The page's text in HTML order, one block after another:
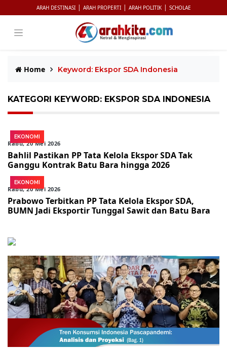
ARAH DESTINASI | ARAH PROPERTI | ARAH POLITIK | SCHOLAE
Home Keyword: Ekspor SDA Indonesia
KATEGORI KEYWORD: EKSPOR SDA INDONESIA
EKONOMI
Rabu, 20 Mei 2026
Bahlil Pastikan PP Tata Kelola Ekspor SDA Tak
Ganggu Kontrak Batu Bara hingga 2026
EKONOMI
Rabu, 20 Mei 2026
Prabowo Terbitkan PP Tata Kelola Ekspor SDA,
BUMN Jadi Eksportir Tunggal Sawit dan Batu Bara
Gelar Kopdar, KBC Jakarta Raya Hadirkan Pakar Ritel